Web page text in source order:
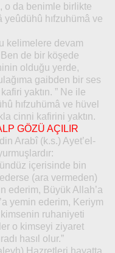
o da benimle birlikte
hıfzuhümâ ve
kelimelere devam
de bir köşede
olduğu yerde,
gaibden bir ses
yaktın. ” Ne ile
hıfzuhümâ ve hüvel
cinni kafirini yaktın.
GÖZÜ AÇILIR
Arabî (k.s.) Ayet’el-
içerisinde bin
(ara vermeden)
ederim, Büyük Allah’a
yemin ederim, Keriym
ruhaniyeti
o kimseyi ziyaret
hasıl olur.”
Hazretleri hayatta